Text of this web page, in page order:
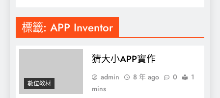
標籤: APP Inventor
數位教材
猜大小APP實作
admin 8 年 ago 0
1
mins